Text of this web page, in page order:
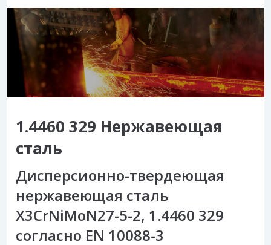
1.4460 329 Нержавеющая
сталь
Дисперсионно-твердеющая
нержавеющая сталь
X3CrNiMoN27-5-2, 1.4460 329
согласно EN 10088-3